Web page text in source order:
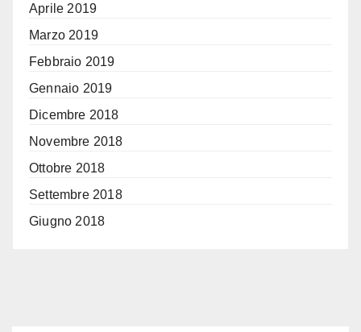
Aprile 2019
Marzo 2019
Febbraio 2019
Gennaio 2019
Dicembre 2018
Novembre 2018
Ottobre 2018
Settembre 2018
Giugno 2018